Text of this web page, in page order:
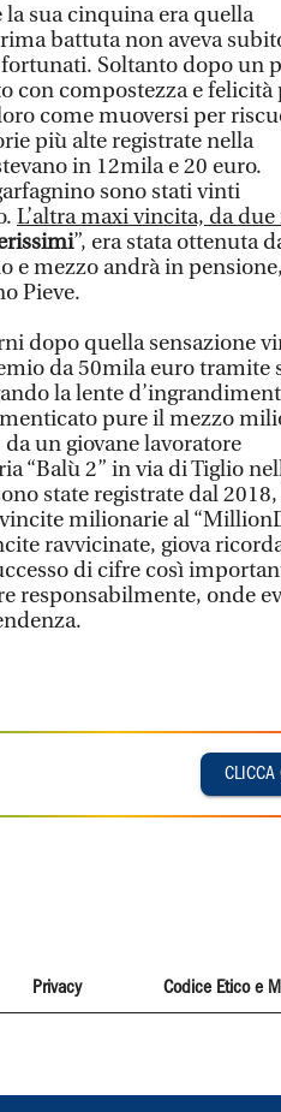
la sua cinquina era quella
battuta non aveva
Soltanto dopo un
con compostezza e felicità
come muoversi per
più alte registrate nella
in 12mila e 20 euro.
sono stati vinti
L’altra maxi vincita, da
”, era stata ottenuta
e mezzo andrà in
Pieve.
dopo quella sensazione
da 50mila euro tramite
la lente
pure il mezzo
un giovane lavoratore
“Balù 2” in via di Tiglio
state registrate dal 2018,
milionarie al
ravvicinate, giova
di cifre così
responsabilmente, onde
CLICCA
Privacy Codice Etico e